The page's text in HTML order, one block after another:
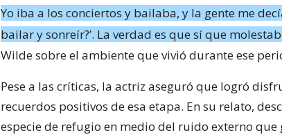
Yo iba a los conciertos y bailaba, y la gente me
bailar y sonreír?’. La verdad es que sí que
Wilde sobre el ambiente que vivió durante ese
Pese a las críticas, la actriz aseguró que logró
recuerdos positivos de esa etapa. En su relato,
especie de refugio en medio del ruido externo